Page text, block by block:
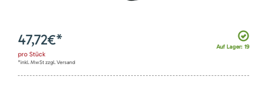
Auf Lager: 19
47,72€*
pro Stück
*inkl. MwSt zzgl. Versand